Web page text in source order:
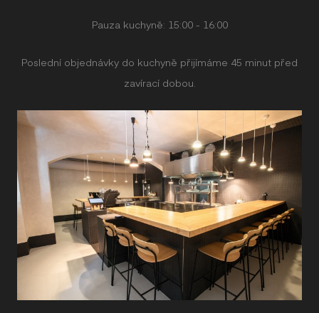
Pauza kuchyně: 15:00 - 16:00
Poslední objednávky do kuchyně přijímáme 45 minut před
zavírací dobou.